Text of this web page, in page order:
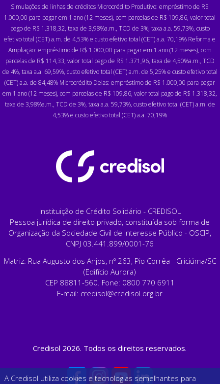
Simulações de linhas de créditos Microcrédito Produtivo: empréstimo de R$
1.000,00 para pagar em 1 ano (12 meses), com parcelas de R$ 109,86, valor total
pago de R$ 1.318,32, taxa de 3,98%a.m., TCD de 3%, taxa a.a. 59,73%, custo
efetivo total (CET) a.m. de 4,53% e custo efetivo total (CET) a.a. 70,19% Reforma e
Ampliação: empréstimo de R$ 1.000,00 para pagar em 1 ano (12 meses), com
parcelas de R$ 114,33, valor total pago de R$ 1.371,96, taxa de 4,50%a.m., TCD
de 4%, taxa a.a. 69,59%, custo efetivo total (CET) a.m. de 5,25% e custo efetivo total
(CET) a.a. de 84,48% Microcrédito Delas: empréstimo de R$ 1.000,00 para pagar
em 1 ano (12 meses), com parcelas de R$ 109,86, valor total pago de R$ 1.318,32,
taxa de 3,98%a.m., TCD de 3%, taxa a.a. 59,73%, custo efetivo total (CET) a.m. de
4,53% e custo efetivo total (CET) a.a. 70,19%
Instituição de Crédito Solidário - CREDISOL
Pessoa jurídica de direito privado, constituída sob forma de
Organização da Sociedade Civil de Interesse Público - OSCIP,
CNPJ 03.441.899/0001-76
Matriz: Rua Augusto dos Anjos, nº 263, Pio Corrêa - Criciúma/SC
(Edifício Aurora)
CEP 88811-560. Fone: 0800 770 6911
E-mail: credisol@credisol.org.br
Credisol 2026. Todos os direitos reservados.
A Credisol utiliza cookies e tecnologias semelhantes para